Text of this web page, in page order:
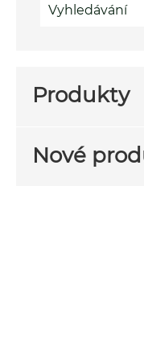
Produkty
Nové